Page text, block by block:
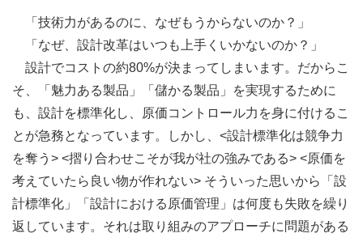
「技術力があるのに、なぜもうからないのか？」
「なぜ、設計改革はいつも上手くいかないのか？」
設計でコストの約80%が決まってしまいます。だからこ
そ、「魅力ある製品」「儲かる製品」を実現するために
も、設計を標準化し、原価コントロール力を身に付けるこ
とが急務となっています。しかし、<設計標準化は競争力
を奪う> <摺り合わせこそが我が社の強みである> <原価を
考えていたら良い物が作れない> そういった思いから「設
計標準化」「設計における原価管理」は何度も失敗を繰り
返しています。それは取り組みのアプローチに問題がある